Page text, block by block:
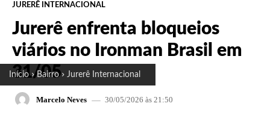
Início Bairro Jurerê Internacional
JURERÊ INTERNACIONAL
Jurerê enfrenta bloqueios
viários no Ironman Brasil em
31/05
Marcelo Neves 30/05/2026 às 21:50